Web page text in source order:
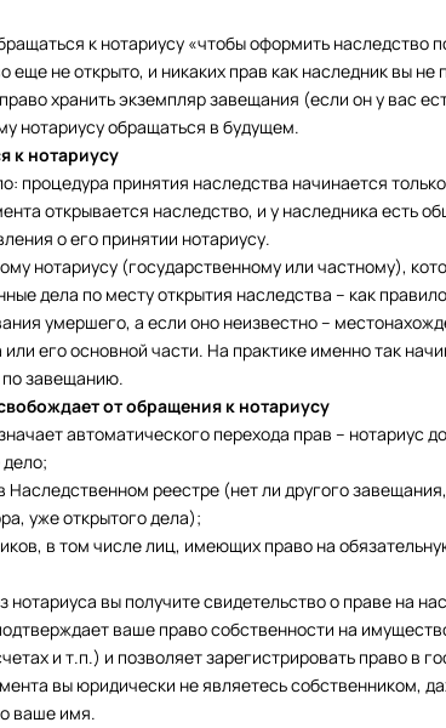
к нотариусу «чтобы оформить наследство
еще не открыто, и никаких прав как наследник вы не
хранить экземпляр завещания (если он у вас
нотариусу обращаться в будущем.
к нотариусу
процедура принятия наследства начинается
открывается наследство, и у наследника есть
о его принятии нотариусу.
нотариусу (государственному или частному),
дела по месту открытия наследства – как
умершего, а если оно неизвестно –
его основной части. На практике именно так
завещанию.
от обращения к нотариусу
автоматического перехода прав – нотариус
реестре (нет ли другого завещания,
уже открытого дела);
в том числе лиц, имеющих право на
нотариуса вы получите свидетельство о праве на
ваше право собственности на
и т.п.) и позволяет зарегистрировать право в
вы юридически не являетесь собственником,
ваше имя.